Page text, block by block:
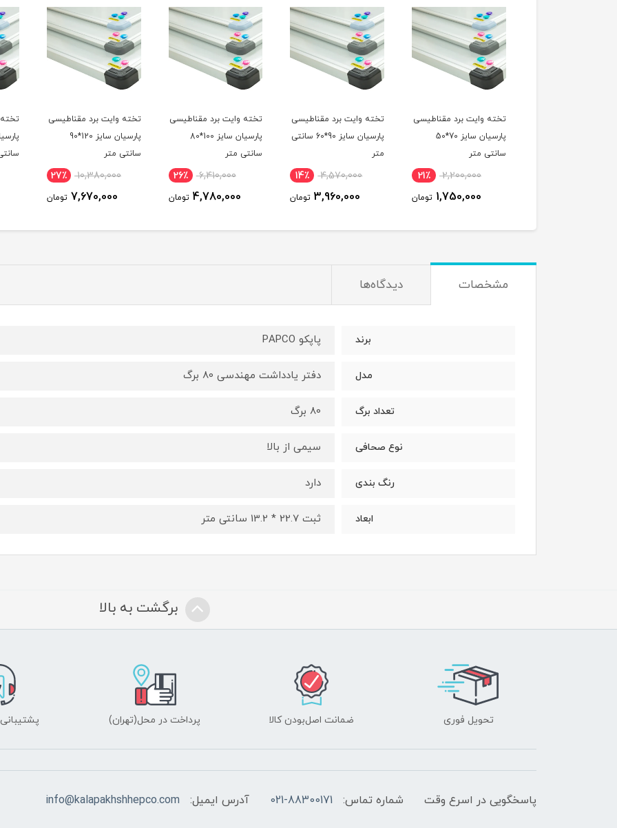
تخته وایت برد مقناطیسی
متر
4,570,000 14٪
3,960,000 تومان
تخته وایت برد مقناطیسی
پارسیان سایز 100*80
6,410,000 26٪
4,780,000 تومان
تخته وایت برد مقناطیسی
سانتی متر
10,380,000 27٪
7,670,000 تومان
تخته وایت برد مقناطیسی
سانتی متر
10,390,000 21٪
8,250,000 تومان
مشخصات دیدگاه‌ها
برند پاپکو PAPCO
مدل دفتر یادداشت مهندسی 80 برگ
تعداد برگ 80 برگ
نوع صحافی سیمی از بالا
رنگ بندی دارد
ابعاد ثبت 22.7 * 13.2 سانتی متر
برگشت به بالا
تحویل فوری ضمانت اصل‌بودن کالا پرداخت در محل(تهران) پشتیبانی ۲۴ ساعته
پاسخگویی در اسرع وقت شماره تماس: 021-88300171 آدرس ایمیل: info@kalapakhshhepco.com